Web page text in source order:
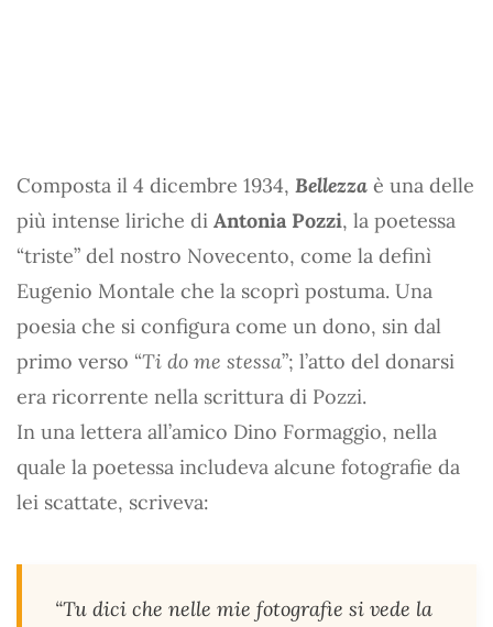
Composta il 4 dicembre 1934, Bellezza è una delle
più intense liriche di Antonia Pozzi, la poetessa
“triste” del nostro Novecento, come la definì
Eugenio Montale che la scoprì postuma. Una
poesia che si configura come un dono, sin dal
primo verso “Ti do me stessa”; l’atto del donarsi
era ricorrente nella scrittura di Pozzi.
In una lettera all’amico Dino Formaggio, nella
quale la poetessa includeva alcune fotografie da
lei scattate, scriveva:
“Tu dici che nelle mie fotografie si vede la